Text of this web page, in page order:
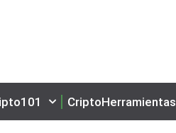
CriptoHerramientas